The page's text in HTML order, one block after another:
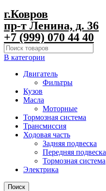
г.Ковров
пр-т Ленина, д. 36
+7 (999) 070 44 40
В категории
Двигатель
Фильтры
Кузов
Масла
Моторные
Тормозная система
Трансмиссия
Ходовая часть
Задняя подвеска
Передняя подвеска
Тормозная система
Электрика
Поиск